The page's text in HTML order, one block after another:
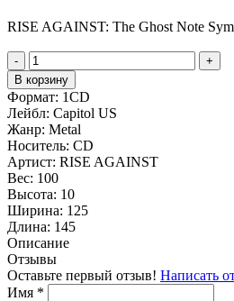
RISE AGAINST: The Ghost Note
-
+
В корзину
Формат: 1CD
Лейбл: Capitol US
Жанр: Metal
Носитель: CD
Артист: RISE AGAINST
Вес: 100
Высота: 10
Ширина: 125
Длина: 145
Описание
Отзывы
Оставьте первый отзыв! Написать
Имя *